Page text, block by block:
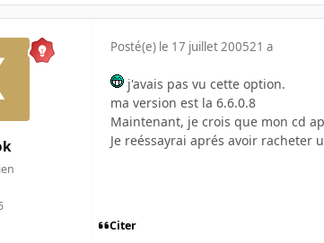
Posté(e) le 17 juillet 200521 a
j'avais pas vu cette option.
ma version est la 6.6.0.8
Maintenant, je crois que mon cd
Je reéssayrai aprés avoir racheter
Citer